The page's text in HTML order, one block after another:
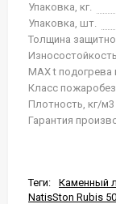
Упаковка, кг.
Упаковка, шт.
Толщина
Износостойкость
MAX t
Класс
Плотность, кг/м3
Гарантия
Теги:
Каменный
NatisSton Rubis